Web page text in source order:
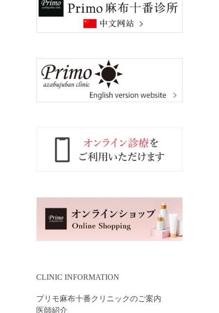
CLINIC INFORMATION
プリモ麻布十番クリニックのご案内
医師紹介